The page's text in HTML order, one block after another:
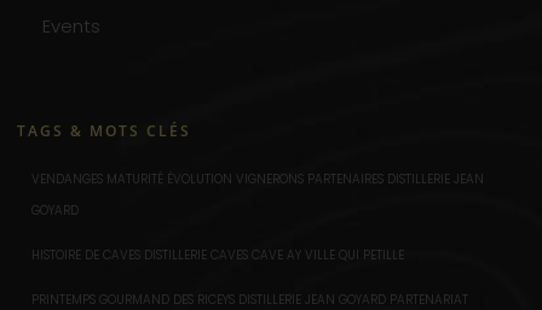
Events
TAGS & MOTS CLÉS
VENDANGES MATURITÉ ÉVOLUTION VIGNERONS PARTENAIRES DISTILLERIE JEAN
GOYARD
HISTOIRE DE CAVES DISTILLERIE CAVES CAVE AY VILLE QUI PETILLE
PRINTEMPS GOURMAND DES RICEYS DISTILLERIE JEAN GOYARD PARTENARIAT